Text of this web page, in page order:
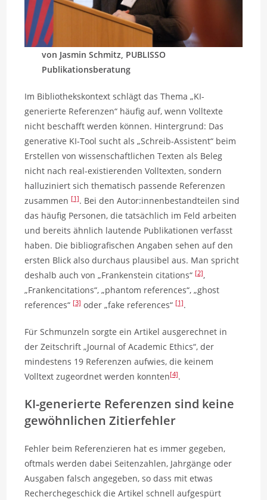
von Jasmin Schmitz, PUBLISSO
Publikationsberatung
Im Bibliothekskontext schlägt das Thema „KI-
generierte Referenzen“ häufig auf, wenn Volltexte
nicht beschafft werden können. Hintergrund: Das
generative KI-Tool sucht als „Schreib-Assistent“ beim
Erstellen von wissenschaftlichen Texten als Beleg
nicht nach real-existierenden Volltexten, sondern
halluziniert sich thematisch passende Referenzen
zusammen[1]. Bei den Autor:innenbestandteilen sind
das häufig Personen, die tatsächlich im Feld arbeiten
und bereits ähnlich lautende Publikationen verfasst
haben. Die bibliografischen Angaben sehen auf den
ersten Blick also durchaus plausibel aus. Man spricht
deshalb auch von „Frankenstein citations“[2],
„Frankencitations“, „phantom references“, „ghost
references“[3]oder „fake references“[1].
Für Schmunzeln sorgte ein Artikel ausgerechnet in
der Zeitschrift „Journal of Academic Ethics“, der
mindestens 19 Referenzen aufwies, die keinem
Volltext zugeordnet werden konnten[4].
KI-generierte Referenzen sind keine
gewöhnlichen Zitierfehler
Fehler beim Referenzieren hat es immer gegeben,
oftmals werden dabei Seitenzahlen, Jahrgänge oder
Ausgaben falsch angegeben, so dass mit etwas
Recherchegeschick die Artikel schnell aufgespürt